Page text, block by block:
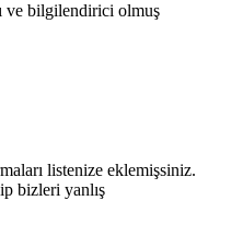
ve bilgilendirici olmuş
listenize eklemişsiniz.
bizleri yanlış